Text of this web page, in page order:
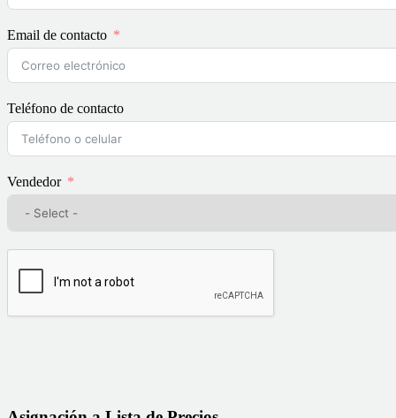
Email de contacto
Teléfono de contacto
Vendedor